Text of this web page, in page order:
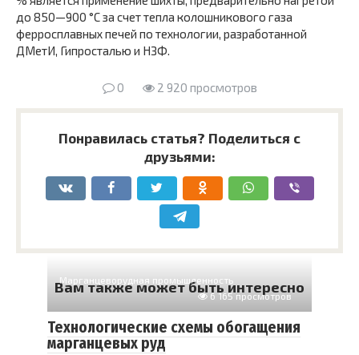
до 850—900 °С за счет тепла колошникового газа
ферросплавных печей по технологии, разработанной
ДМетИ, Гипросталью и НЗФ.
0 2 920 просмотров
Понравилась статья? Поделиться с
друзьями:
Вам также может быть интересно
Марганцеворудная промышленность
6 165 просмотров
Технологические схемы обогащения
марганцевых руд